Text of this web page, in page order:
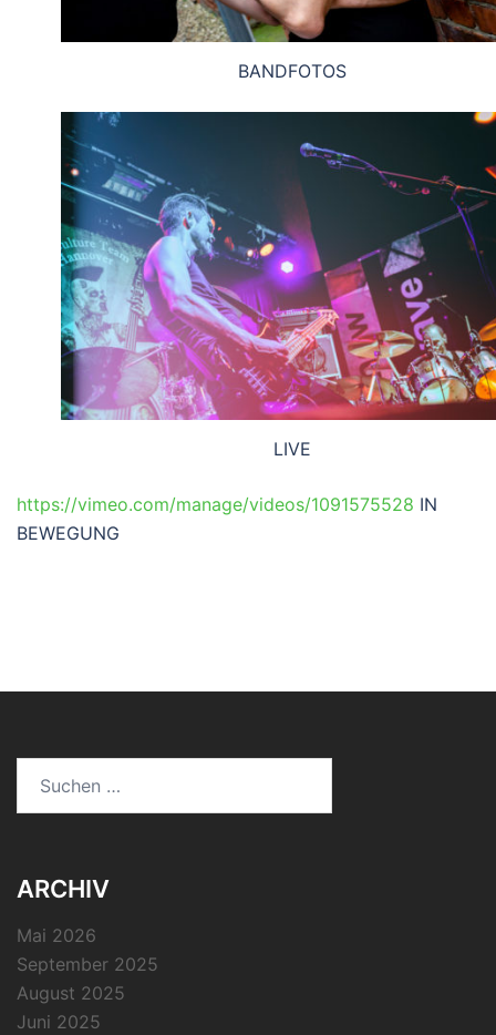
BANDFOTOS
LIVE
https://vimeo.com/manage/videos/1091575528 IN
BEWEGUNG
ARCHIV
Mai 2026
September 2025
August 2025
Juni 2025